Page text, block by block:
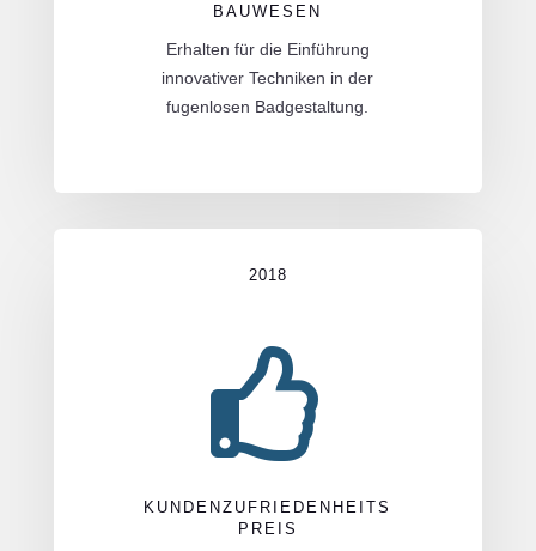
BAUWESEN
Erhalten für die Einführung
innovativer Techniken in der
fugenlosen Badgestaltung.
2018

KUNDENZUFRIEDENHEITS
PREIS